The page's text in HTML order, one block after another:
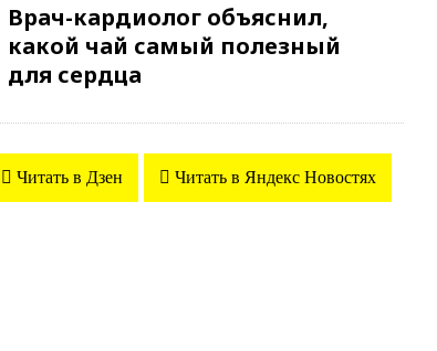
Врач-кардиолог объяснил,
какой чай самый полезный
для сердца
Читать в Дзен Читать в Яндекс Новостях